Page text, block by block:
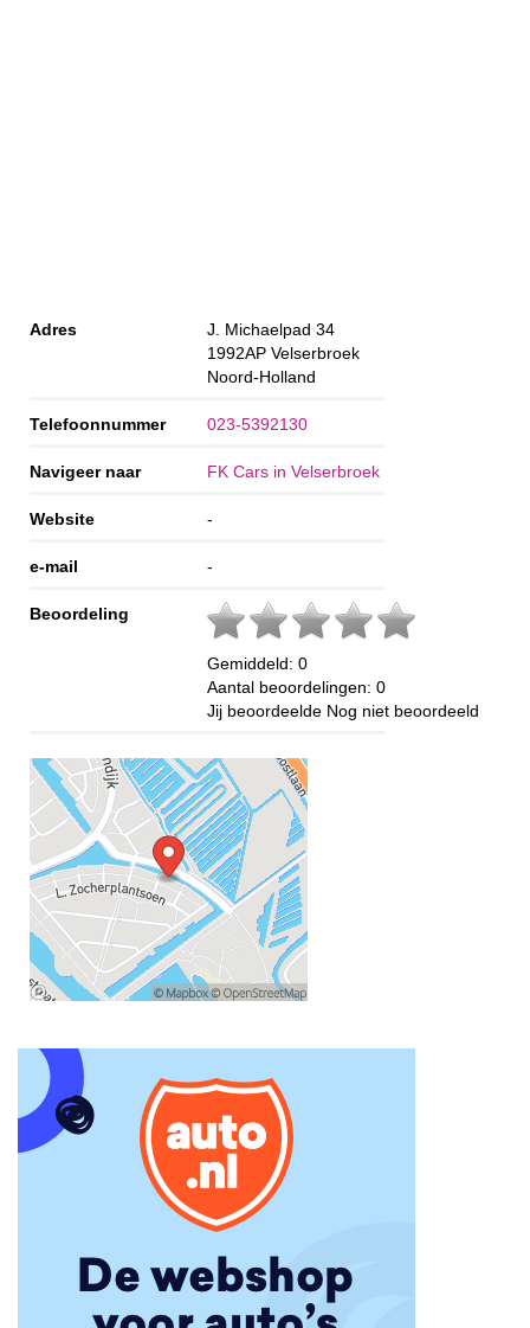
Adres
J. Michaelpad 34
1992AP Velserbroek
Noord-Holland
Telefoonnummer 023-5392130
Navigeer naar FK Cars in Velserbroek
Website -
e-mail -
Beoordeling
Gemiddeld: 0
Aantal beoordelingen: 0
Jij beoordeelde Nog niet beoordeeld